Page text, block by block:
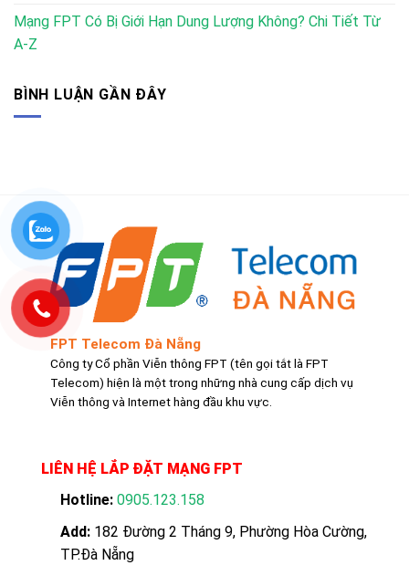
Mạng FPT Có Bị Giới Hạn Dung Lượng Không? Chi Tiết Từ
A-Z
BÌNH LUẬN GẦN ĐÂY
FPT Telecom Đà Nẵng
Công ty Cổ phần Viễn thông FPT (tên gọi tắt là FPT
Telecom) hiện là một trong những nhà cung cấp dịch vụ
Viễn thông và Internet hàng đầu khu vực.
LIÊN HỆ LẮP ĐẶT MẠNG FPT
Hotline: 0905.123.158
Add: 182 Đường 2 Tháng 9, Phường Hòa Cường,
TP.Đà Nẵng